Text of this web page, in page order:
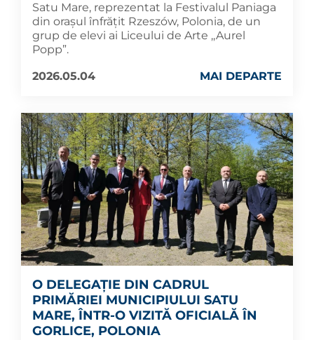
Satu Mare, reprezentat la Festivalul Paniaga
din orașul înfrățit Rzeszów, Polonia, de un
grup de elevi ai Liceului de Arte ,,Aurel
Popp”.
2026.05.04
MAI DEPARTE
O DELEGAȚIE DIN CADRUL
PRIMĂRIEI MUNICIPIULUI SATU
MARE, ÎNTR-O VIZITĂ OFICIALĂ ÎN
GORLICE, POLONIA